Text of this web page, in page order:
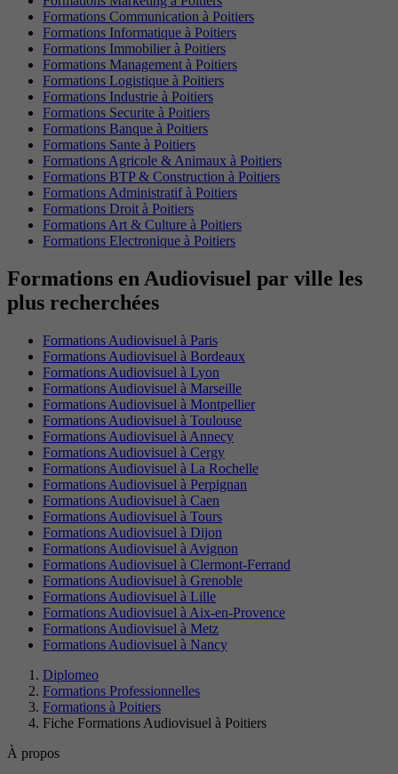
Formations Communication à Poitiers
Formations Informatique à Poitiers
Formations Immobilier à Poitiers
Formations Management à Poitiers
Formations Logistique à Poitiers
Formations Industrie à Poitiers
Formations Securite à Poitiers
Formations Banque à Poitiers
Formations Sante à Poitiers
Formations Agricole & Animaux à Poitiers
Formations BTP & Construction à Poitiers
Formations Administratif à Poitiers
Formations Droit à Poitiers
Formations Art & Culture à Poitiers
Formations Electronique à Poitiers
Formations en Audiovisuel par ville les
plus recherchées
Formations Audiovisuel à Paris
Formations Audiovisuel à Bordeaux
Formations Audiovisuel à Lyon
Formations Audiovisuel à Marseille
Formations Audiovisuel à Montpellier
Formations Audiovisuel à Toulouse
Formations Audiovisuel à Annecy
Formations Audiovisuel à Cergy
Formations Audiovisuel à La Rochelle
Formations Audiovisuel à Perpignan
Formations Audiovisuel à Caen
Formations Audiovisuel à Tours
Formations Audiovisuel à Dijon
Formations Audiovisuel à Avignon
Formations Audiovisuel à Clermont-Ferrand
Formations Audiovisuel à Grenoble
Formations Audiovisuel à Lille
Formations Audiovisuel à Aix-en-Provence
Formations Audiovisuel à Metz
Formations Audiovisuel à Nancy
Diplomeo
Formations Professionnelles
Formations à Poitiers
Fiche Formations Audiovisuel à Poitiers
À propos